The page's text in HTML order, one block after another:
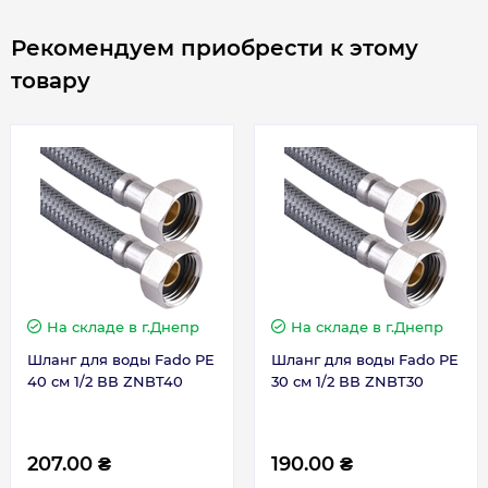
Стеативный «сухой» нагревательный элемент
спрятан под эмалированную колбу и не
контактирует с водой. Магниевый анод
представлен с защитой от перегрева.
Предохранительный клапан препятствует
утечке воды из бака обратно в центральную
систему, в случае отключения холодного
водоснабжения, а также сбрасывает
избыточное давление при нагревании.
Удобство и практичность
Водонагреватель имеет механический тип
находится в нижней части корпуса, что
Рекомендуем приобрести к этому
товару
На складе в г.Днепр
Шланг для воды Fado PE
40 см 1/2 ВВ ZNBT40
207.00 ₴
На складе в г.Днепр
Шланг для воды Fado PE
30 см 1/2 ВВ ZNBT30
190.00 ₴